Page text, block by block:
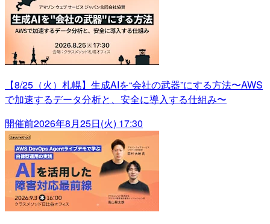
【8/25（火）札幌】生成AIを“会社の武器”にする方法〜AWS
で加速するデータ分析と、安全に導入する仕組み〜
開催前2026年8月25日(火) 17:30